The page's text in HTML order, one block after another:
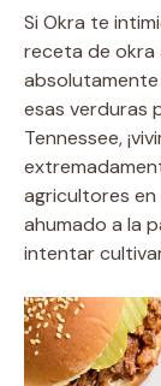
Si Okra te
receta de okra
absolutamente
esas verduras
Tennessee,
agricultores en
ahumado a la
intentar